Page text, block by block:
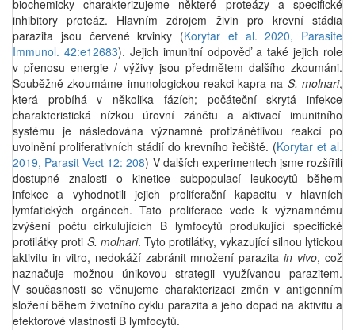
biochemicky charakterizujeme některé proteázy a specifické
inhibitory proteáz. Hlavním zdrojem živin pro krevní stádia
parazita jsou červené krvinky (Korytar et al. 2020, Parasite
Immunol. 42:e12683). Jejich imunitní odpověď a také jejich role
v přenosu energie / výživy jsou předmětem dalšího zkoumáni.
Souběžně zkoumáme imunologickou reakci kapra na S. molnari,
která probíhá v několika fázích; počáteční skrytá infekce
charakteristická nízkou úrovní zánětu a aktivací imunitního
systému je následována významně protizánětlivou reakcí po
uvolnění proliferativních stádií do krevního řečiště. (Korytar et al.
2019, Parasit Vect 12: 208) V dalších experimentech jsme rozšířili
dostupné znalosti o kinetice subpopulací leukocytů během
infekce a vyhodnotili jejich proliferační kapacitu v hlavních
lymfatických orgánech. Tato proliferace vede k významnému
zvýšení počtu cirkulujících B lymfocytů produkující specifické
protilátky proti S. molnari. Tyto protilátky, vykazující silnou lytickou
aktivitu in vitro, nedokáží zabránit množení parazitain vivo, což
naznačuje možnou únikovou strategii využívanou parazitem.
V současnosti se věnujeme charakterizaci změn v antigenním
složení během životního cyklu parazita a jeho dopad na aktivitu a
efektorové vlastnosti B lymfocytů.